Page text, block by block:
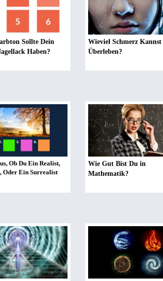
Sollte Dein
Haben?
Wieviel Schmerz Kannst
Überleben?
Ob Du Ein Realist,
Oder Ein Surrealist
Wie Gut Bist Du in
Mathematik?